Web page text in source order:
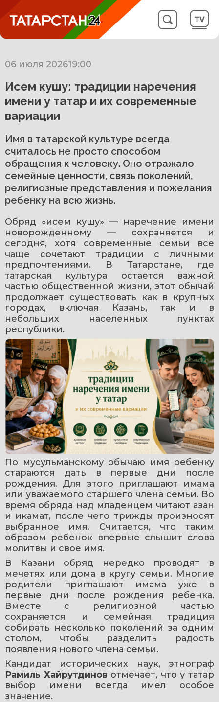
06 июля 202619:00
Исем кушу: традиции наречения
имени у татар и их современные
вариации
Имя в татарской культуре всегда
считалось не просто способом
обращения к человеку. Оно отражало
семейные ценности, связь поколений,
религиозные представления и пожелания
ребенку на всю жизнь.
Обряд «исем кушу» — наречение имени
новорожденному — сохраняется и
сегодня, хотя современные семьи все
чаще сочетают традиции с личными
предпочтениями. В Татарстане, где
татарская культура остается важной
частью общественной жизни, этот обычай
продолжает существовать как в крупных
городах, включая Казань, так и в
небольших населенных пунктах
республики.
По мусульманскому обычаю имя ребенку
стараются дать в первые дни после
рождения. Для этого приглашают имама
или уважаемого старшего члена семьи. Во
время обряда над младенцем читают азан
и икамат, после чего трижды произносят
выбранное имя. Считается, что таким
образом ребенок впервые слышит слова
молитвы и свое имя.
В Казани обряд нередко проводят в
мечетях или дома в кругу семьи. Многие
родители приглашают имама уже в
первые дни после рождения ребенка.
Вместе с религиозной частью
сохраняется и семейная традиция
собирать несколько поколений за одним
столом, чтобы разделить радость
появления нового члена семьи.
Рамиль Хайрутдинов отмечает, что у татар
выбор имени всегда имел особое
значение.